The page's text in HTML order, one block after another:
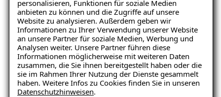
personalisieren, Funktionen für soziale Medien
anbieten zu können und die Zugriffe auf unsere
Website zu analysieren. Außerdem geben wir
Informationen zu Ihrer Verwendung unserer Website
an unsere Partner für soziale Medien, Werbung und
Analysen weiter. Unsere Partner führen diese
Informationen möglicherweise mit weiteren Daten
zusammen, die Sie ihnen bereitgestellt haben oder die
sie im Rahmen Ihrer Nutzung der Dienste gesammelt
haben. Weitere Infos zu Cookies finden Sie in unseren
Datenschutzhinweisen.
Drainage Haus
Drainage Garten
Drainage im Keller
Drainage für den Balkon
Drainage Kosten